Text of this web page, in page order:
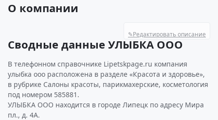
О компании
✎Редактировать описание
Сводные данные УЛЫБКА ООО
В телефонном справочнике Lipetskpage.ru компания
улыбка ооо расположена в разделе «Красота и здоровье»,
в рубрике Салоны красоты, парикмахерские, косметология
под номером 585881.
УЛЫБКА ООО находится в городе Липецк по адресу Мира
пл., д. 4А.